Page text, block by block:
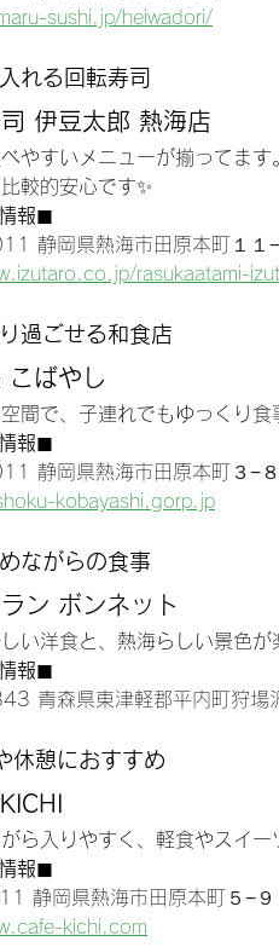
sushi.jp/heiwadori/
れる回転寿司
司 伊豆太郎 熱海店
やすいメニューが揃ってます
較的安心です✨
報◼︎
静岡県熱海市田原本町１１
rasukaatami-
過ごせる和食店
こばやし
間で、子連れでもゆっくり食
報◼︎
静岡県熱海市田原本町３−８
kobayashi.gorp.jp
ながらの食事
ン ボンネット
い洋食と、熱海らしい景色が
報◼︎
青森県東津軽郡平内町狩場
休憩におすすめ
ら入りやすく、軽食やスイ
報◼︎
静岡県熱海市田原本町５−９
kichi.com